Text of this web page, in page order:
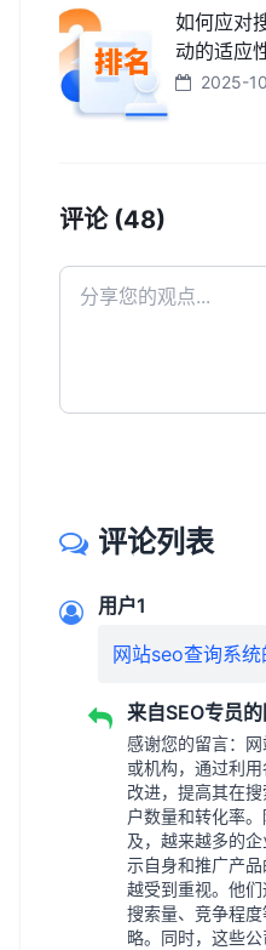
如何应对
动的适应
2025-
评论 (48)
评论列表
用户1
网站seo查询系统
来自SEO专员的
感谢您的留言：
或机构，通过利
改进，提高其在
户数量和转化率
及，越来越多的
示自身和推广产
越受到重视。他
搜索量、竞争程
略。同时，这些公